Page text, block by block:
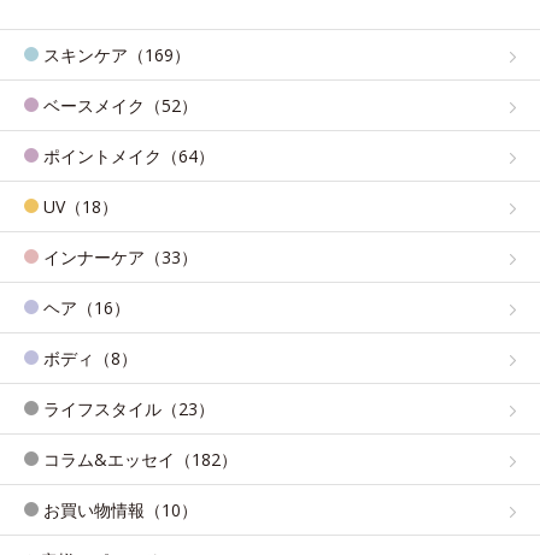
スキンケア（169）
ベースメイク（52）
ポイントメイク（64）
UV（18）
インナーケア（33）
ヘア（16）
ボディ（8）
ライフスタイル（23）
コラム&エッセイ（182）
お買い物情報（10）